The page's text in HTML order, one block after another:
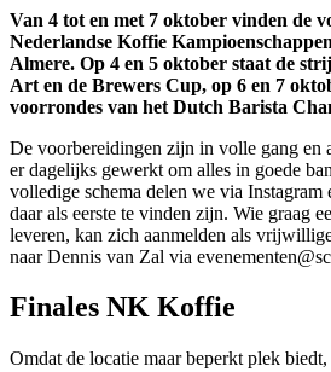
Van 4 tot en met 7 oktober vinden de
Nederlandse Koffie
Almere. Op 4 en 5 oktober staat de
Art en de Brewers Cup, op 6 en 7
voorrondes van het Dutch Barista
De voorbereidingen zijn in volle gang en
er dagelijks gewerkt om alles in goede
volledige schema delen we via Instagram
daar als eerste te vinden zijn. Wie graag
leveren, kan zich aanmelden als
naar Dennis van Zal via
Finales NK Koffie
Omdat de locatie maar beperkt plek